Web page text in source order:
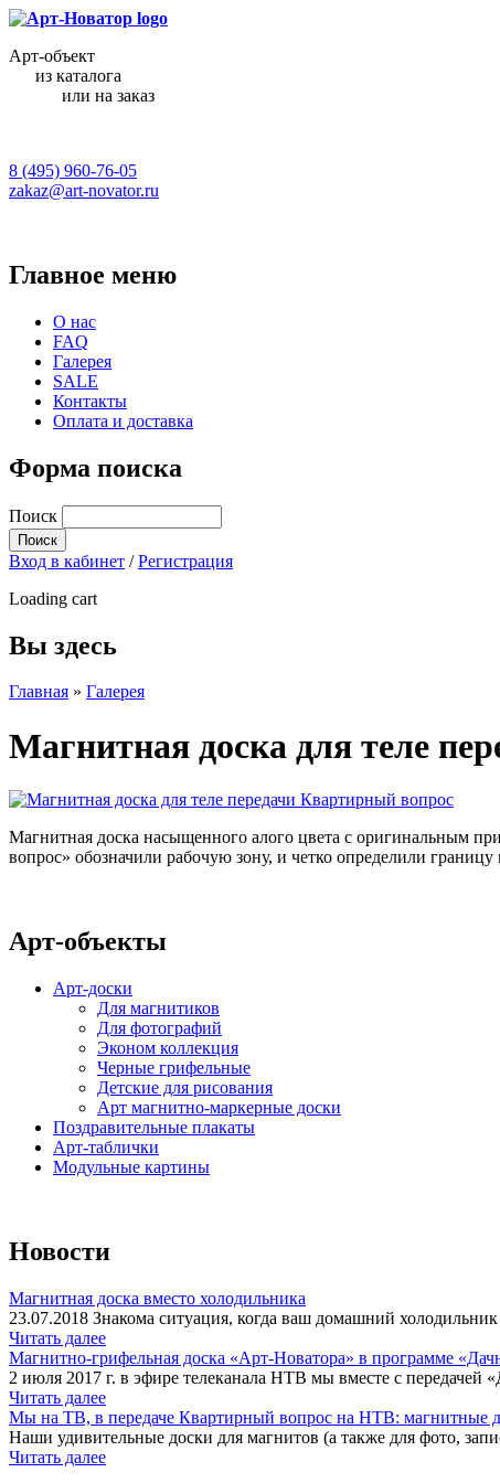
Арт-объект
из каталога
или на заказ
8 (495) 960-76-05
zakaz@art-novator.ru
Главное меню
О нас
FAQ
Галерея
SALE
Контакты
Оплата и доставка
Форма поиска
Поиск
Вход в кабинет /Регистрация
Loading cart
Вы здесь
Главная » Галерея
Магнитная доска для теле
Магнитная доска насыщенного алого цвета с оригинальным
вопрос» обозначили рабочую зону, и четко определили
Арт-объекты
Арт-доски
Для магнитиков
Для фотографий
Эконом коллекция
Черные грифельные
Детские для рисования
Арт магнитно-маркерные доски
Поздравительные плакаты
Арт-таблички
Модульные картины
Новости
Магнитная доска вместо холодильника
23.07.2018 Знакома ситуация, когда ваш домашний
Читать далее
Магнитно-грифельная доска «Арт-Новатора» в программе
2 июля 2017 г. в эфире телеканала НТВ мы вместе с передачей
Читать далее
Мы на ТВ, в передаче Квартирный вопрос на НТВ: магнитные
Наши удивительные доски для магнитов (а также для фото,
Читать далее